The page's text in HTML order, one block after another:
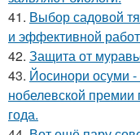
41. Выбор садовой
и эффективной
42. Защита от
43. Йосинори осуми -
нобелевской
года.